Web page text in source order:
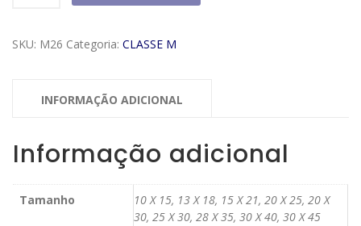
Modelo
SKU: M26 Categoria: CLASSE M
INFORMAÇÃO ADICIONAL
Informação adicional
Tamanho
10 X 15, 13 X 18, 15 X 21, 20 X 25, 20 X
30, 25 X 30, 28 X 35, 30 X 40, 30 X 45